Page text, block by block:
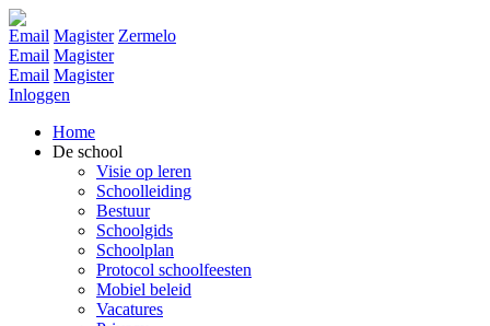
Email Magister Zermelo
Email Magister
Email Magister
Inloggen
Home
De school
Visie op leren
Schoolleiding
Bestuur
Schoolgids
Schoolplan
Protocol schoolfeesten
Mobiel beleid
Vacatures